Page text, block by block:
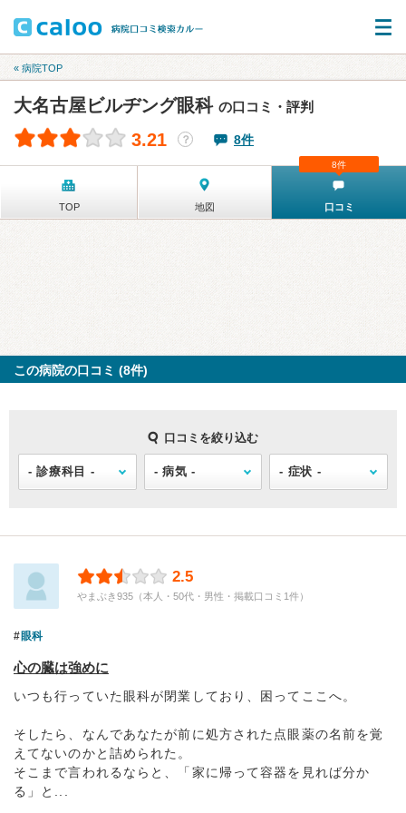
« 病院TOP
大名古屋ビルヂング眼科 の口コミ・評判
3.21 ？ 8件
TOP 地図 口コミ
8件
この病院の口コミ (8件)
口コミを絞り込む
2.5
やまぶき935（本人・50代・男性・掲載口コミ1件）
眼科
心の臓は強めに
いつも行っていた眼科が閉業しており、困ってここへ。
そしたら、なんであなたが前に処方された点眼薬の名前を覚
えてないのかと詰められた。
そこまで言われるならと、「家に帰って容器を見れば分か
る」と...